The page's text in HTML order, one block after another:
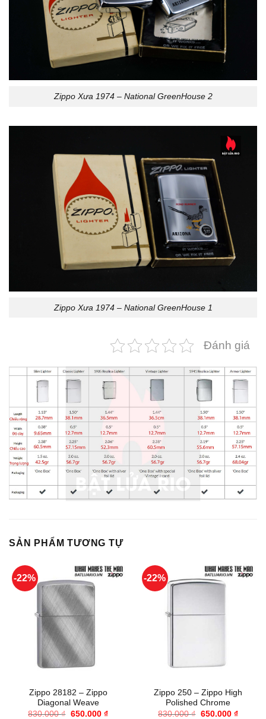
Zippo Xưa 1974 – National GreenHouse 2
Zippo Xưa 1974 – National GreenHouse 1
Đánh giá
SẢN PHẨM TƯƠNG TỰ
-22%
Zippo 28182 – Zippo
Diagonal Weave
830.000₫ Giá
650.000 ₫Giá
-22%
Zippo 250 – Zippo High
Polished Chrome
830.000₫ Giá
650.000 ₫Giá